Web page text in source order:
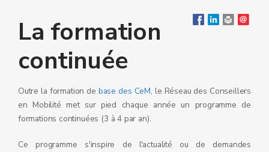
La formation
continuée
Outre la formation de base des CeM, le Réseau des Conseillers
en Mobilité met sur pied chaque année un programme de
formations continuées (3 à 4 par an).
Ce programme s'inspire de l'actualité ou de demandes